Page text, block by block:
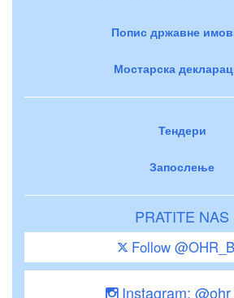
Попис државне
Мостарска
Тендери
Запослење
PRATITE NAS
Follow
Instagram: